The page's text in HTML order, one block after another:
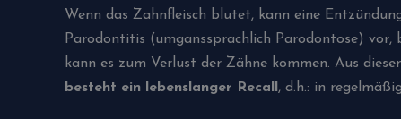
Wenn das Zahnfleisch blutet, kann eine
Parodontitis (umganssprachlich Parodontose) vor,
kann es zum Verlust der Zähne kommen. Aus
besteht ein lebenslanger Recall , d.h.: in